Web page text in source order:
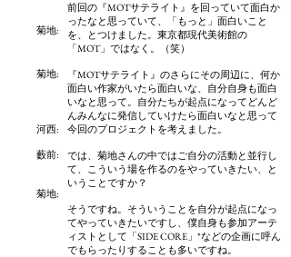
前回の『MOTサテライト』を回っていて面白か
ったなと思っていて、「もっと」面白いこと
を、とつけました。東京都現代美術館の
「MOT」ではなく。（笑）
『MOTサテライト』のさらにその周辺に、何か
面白い作家がいたら面白いな、自分自身も面白
いなと思って。自分たちが起点になってどんど
んみんなに発信していけたら面白いなと思って
今回のプロジェクトを考えました。
では、菊地さんの中ではご自分の活動と並行し
て、こういう場を作るのをやっていきたい、と
いうことですか？
そうですね。そういうことを自分が起点になっ
てやっていきたいですし、僕自身も参加アーテ
ィストとして「SIDE CORE」*などの企画に呼ん
でもらったりすることも多いですね。
菊地:
菊地:
河西:
藪前:
菊地: